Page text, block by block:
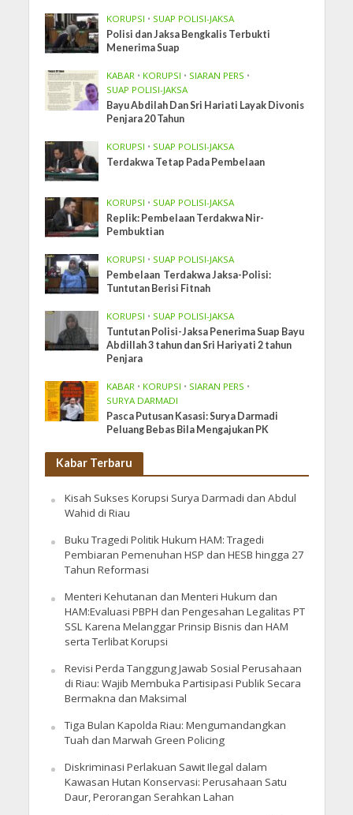
KORUPSI • SUAP POLISI-JAKSA
Polisi dan Jaksa Bengkalis Terbukti
Menerima Suap
KABAR • KORUPSI • SIARAN PERS •
SUAP POLISI-JAKSA
Bayu Abdilah Dan Sri Hariati Layak Divonis
Penjara 20 Tahun
KORUPSI • SUAP POLISI-JAKSA
Terdakwa Tetap Pada Pembelaan
KORUPSI • SUAP POLISI-JAKSA
Replik: Pembelaan Terdakwa Nir-
Pembuktian
KORUPSI • SUAP POLISI-JAKSA
Pembelaan Terdakwa Jaksa-Polisi:
Tuntutan Berisi Fitnah
KORUPSI • SUAP POLISI-JAKSA
Tuntutan Polisi-Jaksa Penerima Suap Bayu
Abdillah 3 tahun dan Sri Hariyati 2 tahun
Penjara
KABAR • KORUPSI • SIARAN PERS •
SURYA DARMADI
Pasca Putusan Kasasi: Surya Darmadi
Peluang Bebas Bila Mengajukan PK
Kabar Terbaru
Kisah Sukses Korupsi Surya Darmadi dan Abdul
Wahid di Riau
Buku Tragedi Politik Hukum HAM: Tragedi
Pembiaran Pemenuhan HSP dan HESB hingga 27
Tahun Reformasi
Menteri Kehutanan dan Menteri Hukum dan
HAM:Evaluasi PBPH dan Pengesahan Legalitas PT
SSL Karena Melanggar Prinsip Bisnis dan HAM
serta Terlibat Korupsi
Revisi Perda Tanggung Jawab Sosial Perusahaan
di Riau: Wajib Membuka Partisipasi Publik Secara
Bermakna dan Maksimal
Tiga Bulan Kapolda Riau: Mengumandangkan
Tuah dan Marwah Green Policing
Diskriminasi Perlakuan Sawit Ilegal dalam
Kawasan Hutan Konservasi: Perusahaan Satu
Daur, Perorangan Serahkan Lahan